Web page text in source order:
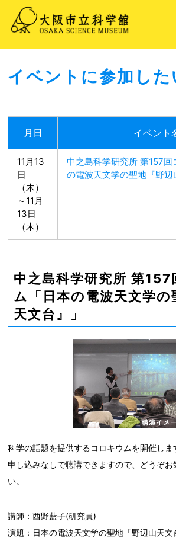
イベントに参加した
月日 イベント
11月13
日
（木）
～11月
13日
（木）
中之島科学研究所 第157
の電波天文学の聖地『野辺
中之島科学研究所 第157
ム「日本の電波天文学の
天文台』」
科学の話題を提供するコロキウムを開催しま
申し込みなしで聴講できますので、どうぞお
い。
講師：西野藍子(研究員)
演題：日本の電波天文学の聖地「野辺山天文